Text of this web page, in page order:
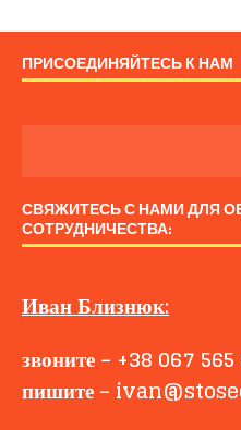
ПРИСОЕДИНЯЙТЕСЬ К НАМ
СВЯЖИТЕСЬ С НАМИ ДЛЯ
СОТРУДНИЧЕСТВА:
ИванБлизнюк:
звоните– +38 067 565
пишите–